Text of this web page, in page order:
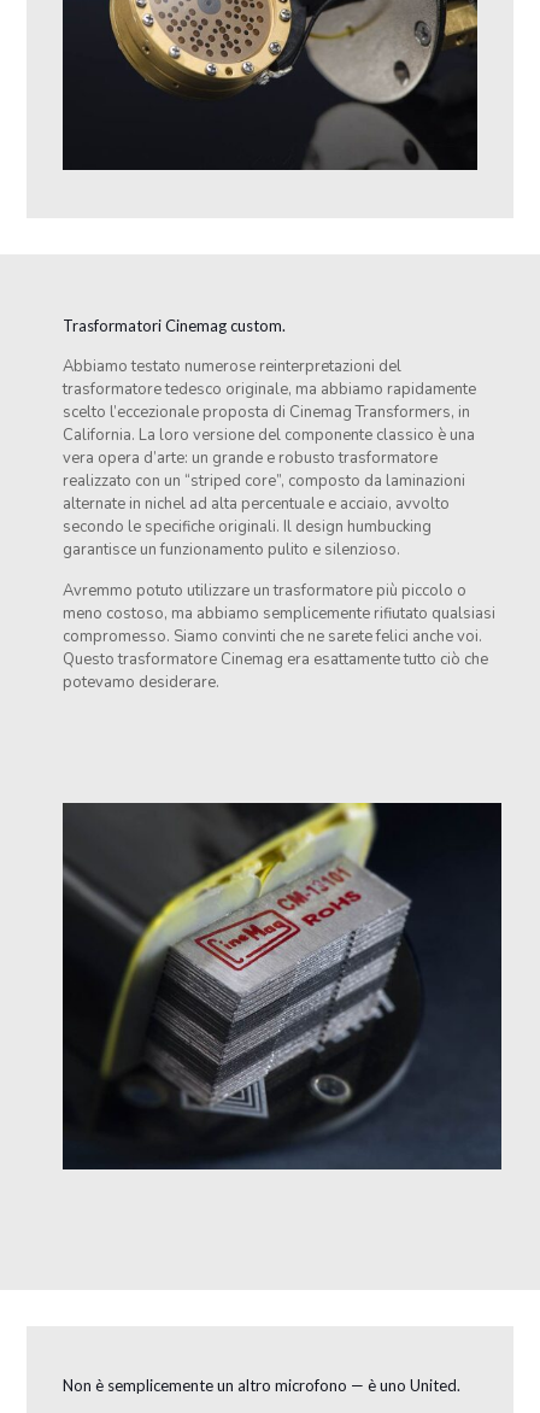
Trasformatori Cinemag custom.
Abbiamo testato numerose reinterpretazioni del
trasformatore tedesco originale, ma abbiamo rapidamente
scelto l’eccezionale proposta di Cinemag Transformers, in
California. La loro versione del componente classico è una
vera opera d’arte: un grande e robusto trasformatore
realizzato con un “striped core”, composto da laminazioni
alternate in nichel ad alta percentuale e acciaio, avvolto
secondo le specifiche originali. Il design humbucking
garantisce un funzionamento pulito e silenzioso.
Avremmo potuto utilizzare un trasformatore più piccolo o
meno costoso, ma abbiamo semplicemente rifiutato qualsiasi
compromesso. Siamo convinti che ne sarete felici anche voi.
Questo trasformatore Cinemag era esattamente tutto ciò che
potevamo desiderare.
Non è semplicemente un altro microfono — è uno United.